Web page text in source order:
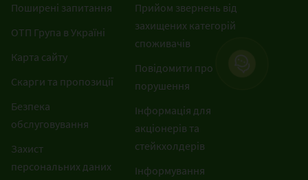
Поширені запитання
ОТП Група в Україні
Карта сайту
Скарги та пропозиції
Безпека
обслуговування
Захист
персональних даних
Прийом звернень від
захищених категорій
споживачів
Повідомити про
порушення
Інформація для
акціонерів та
стейкхолдерів
Інформування